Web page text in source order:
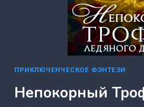
ПРИКЛЮЧЕНЧЕСКОЕ ФЭНТЕЗИ
Непокорный